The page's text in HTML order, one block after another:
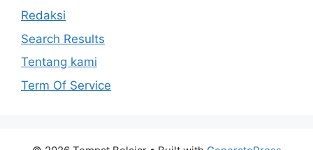
Redaksi
Search Results
Tentang kami
Term Of Service